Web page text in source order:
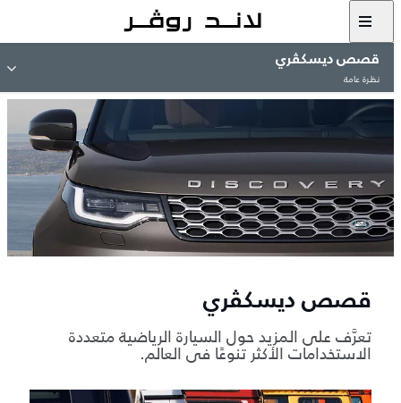
قصص ديسكڤري
نظرة عامة
قصص ديسكڤري
تعرَّف على المزيد حول السيارة الرياضية متعددة
الاستخدامات الأكثر تنوعًا في العالم.